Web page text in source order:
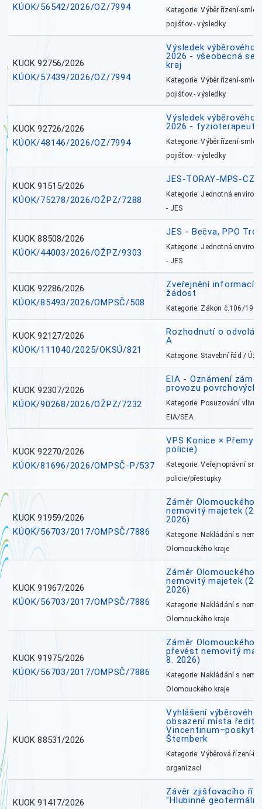
KÚOK/56542/2026/OZ/7994
Kategorie: Výběr.řízení-
pojišťov.- výsledky
KUOK 92756/2026
KÚOK/57439/2026/OZ/7994
Výsledek výběrového
2026 - všeobecná
kraj
Kategorie: Výběr.řízení-
pojišťov.- výsledky
KUOK 92726/2026
KÚOK/48146/2026/OZ/7994
Výsledek výběrového
2026 - fyzioterapeut,
Kategorie: Výběr.řízení-
pojišťov.- výsledky
KUOK 91515/2026
KÚOK/75278/2026/OŽPZ/7288
JES-TORAY-MPS-CZ
Kategorie: Jednotná
- JES
KUOK 88508/2026
KÚOK/44003/2026/OŽPZ/9303
JES - Bečva, PPO
Kategorie: Jednotná
- JES
KUOK 92286/2026
KÚOK/85493/2026/OMPSČ/508
Zveřejnění informací
žádost
Kategorie: Zákon č.106/1999
KUOK 92127/2026
KÚOK/111040/2025/OKSÚ/821
Rozhodnutí o
A
Kategorie: Stavební řád /
KUOK 92307/2026
KÚOK/90268/2026/OŽPZ/7232
EIA - Oznámení
provozu povrchových
Kategorie: Posuzování vlivů
EIA/SEA
KUOK 92270/2026
KÚOK/81696/2026/OMPSČ-P/537
VPS Konice ×
policie)
Kategorie: Veřejnoprávní
policie/přestupky
KUOK 91959/2026
KÚOK/56703/2017/OMPSČ/7886
Záměr Olomouckého
nemovitý majetek
2026)
Kategorie: Nakládání s
Olomouckého kraje
KUOK 91967/2026
KÚOK/56703/2017/OMPSČ/7886
Záměr Olomouckého
nemovitý majetek
2026)
Kategorie: Nakládání s
Olomouckého kraje
KUOK 91975/2026
KÚOK/56703/2017/OMPSČ/7886
Záměr Olomouckého
převést nemovitý
8. 2026)
Kategorie: Nakládání s
Olomouckého kraje
KUOK 88531/2026
Vyhlášení výběrového
obsazení místa
Šternberk
Kategorie: Výběrová řízení-
organizací
KUOK 91417/2026
Závěr zjišťovacího
"Hlubinné